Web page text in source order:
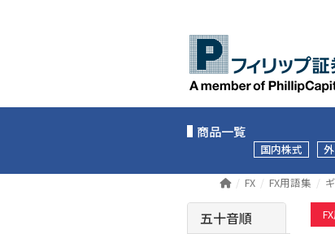
商品一覧
国内株式
FX FX用語集
五十音順